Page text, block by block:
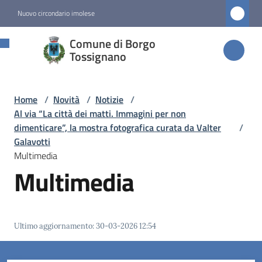
Nuovo circondario imolese
Comune di Borgo
Tossignano
Comune di
Borgo
Amministrazione
Novità
Menu selezionato
Home / Novità / Notizie /
Al via “La città dei matti. Immagini per non
dimenticare”, la mostra fotografica curata da Valter
Galavotti
/
Multimedia
Multimedia
Ultimo aggiornamento:30-03-2026 12:54